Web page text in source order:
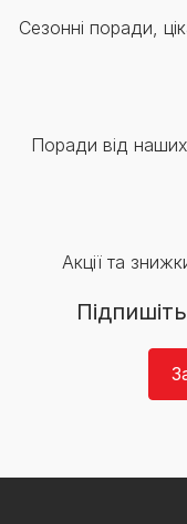
Сезонні поради,
Поради від наших
Акції та